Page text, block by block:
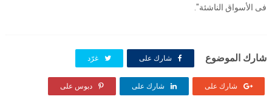
فى الأسواق الناشئة".
شارك الموضوع شارك على غرّد
شارك على شارك على دبوس على